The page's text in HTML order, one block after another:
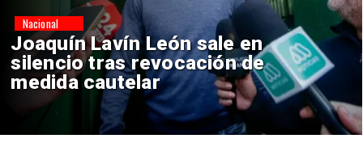
Chile y Venezuela formalizan
reinicio de relaciones
consulares
Nacional